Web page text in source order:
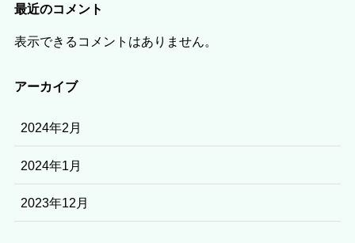
最近のコメント
表示できるコメントはありません。
アーカイブ
2024年2月
2024年1月
2023年12月